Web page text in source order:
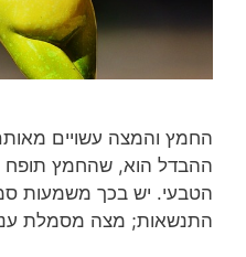
החמץ והמצה עשויים
ההבדל הוא, שהחמץ תופח
הטבעי. יש בכך משמעות
התנשאות; מצה מסמלת